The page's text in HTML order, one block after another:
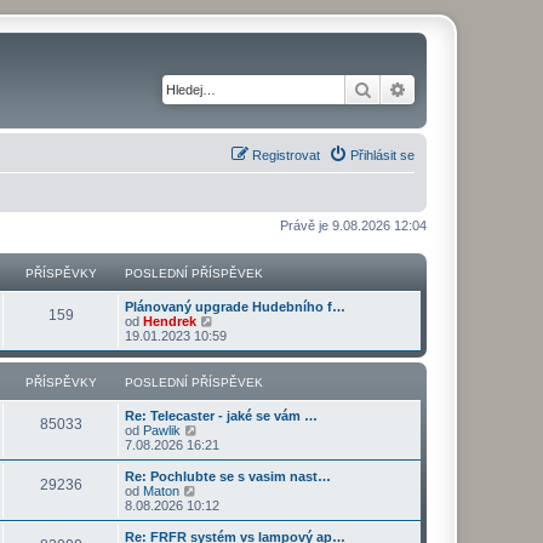
Hledat
Přihlásit se
Registrovat
Právě je 9.08.2026 12:04
PŘÍSPĚVKY POSLEDNÍ PŘÍSPĚVEK
159
Plánovaný upgrade Hudebního f…
od Hendrek
o
b
r
a
o
s
l
d
n
í
19.01.2023 10:59
PŘÍSPĚVKY POSLEDNÍ PŘÍSPĚVEK
85033
Re: Telecaster - jaké se vám …
od Pawlik
o
b
r
z
7.08.2026 16:21
29236
Re: Pochlubte se s vasim nast…
od Maton
o
b
r
8.08.2026 10:12
Re: FRFR systém vs lampový ap…